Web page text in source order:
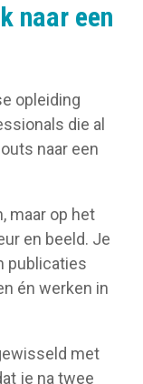
naar een
opleiding
die al
naar een
maar op het
en beeld. Je
publicaties
én werken in
met
je na twee